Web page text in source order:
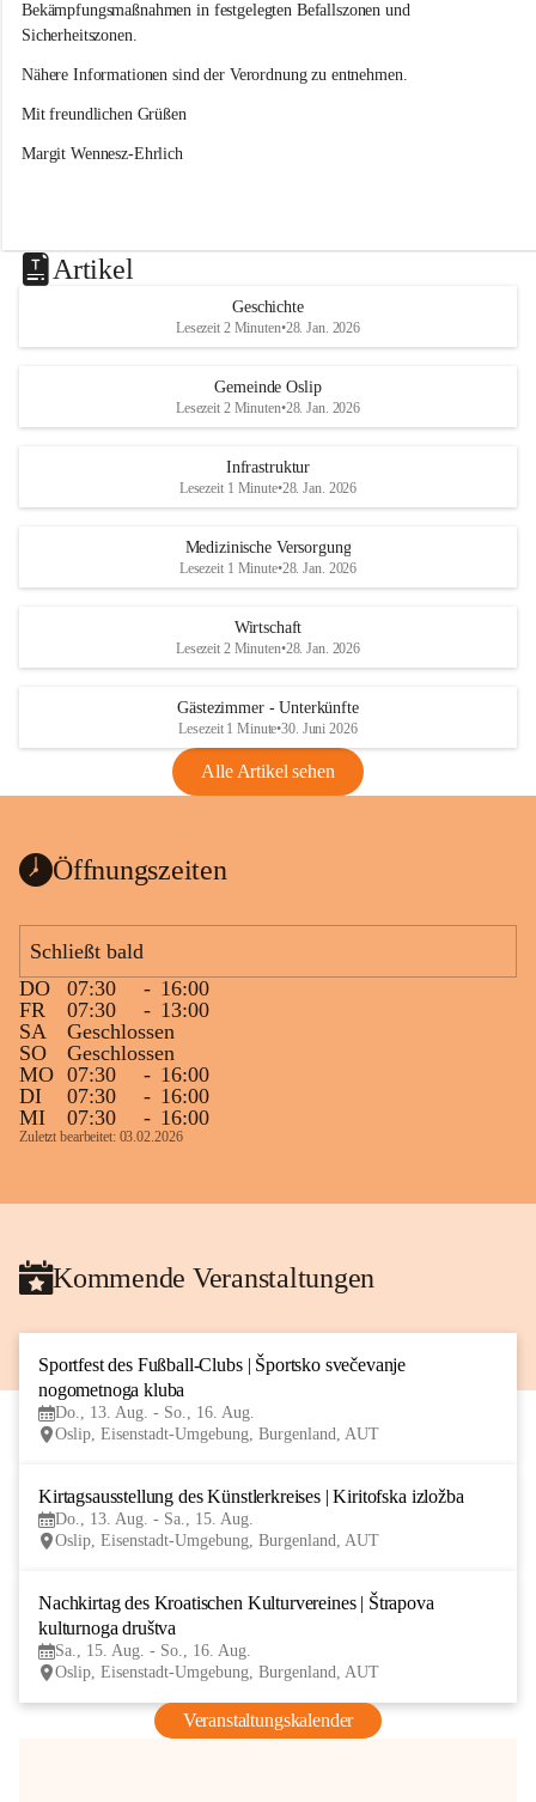
Bekämpfungsmaßnahmen in festgelegten Befallszonen und
Sicherheitszonen.
Nähere Informationen sind der Verordnung zu entnehmen.
Mit freundlichen Grüßen
Margit Wennesz-Ehrlich
Artikel
Geschichte
Lesezeit 2 Minuten•28. Jan. 2026
Gemeinde Oslip
Lesezeit 2 Minuten•28. Jan. 2026
Infrastruktur
Lesezeit 1 Minute•28. Jan. 2026
Medizinische Versorgung
Lesezeit 1 Minute•28. Jan. 2026
Wirtschaft
Lesezeit 2 Minuten•28. Jan. 2026
Gästezimmer - Unterkünfte
Lesezeit 1 Minute•30. Juni 2026
Alle Artikel sehen
Öffnungszeiten
Schließt bald
DO
07:30 - 16:00
FR
07:30 - 13:00
SA
Geschlossen
SO
Geschlossen
MO 07:30 - 16:00
DI
07:30 - 16:00
MI
07:30 - 16:00
Zuletzt bearbeitet: 03.02.2026
Kommende Veranstaltungen
Sportfest des Fußball-Clubs | Športsko svečevanje
nogometnoga kluba
Do., 13. Aug. - So., 16. Aug.
Oslip, Eisenstadt-Umgebung, Burgenland, AUT
Kirtagsausstellung des Künstlerkreises | Kiritofska izložba
Do., 13. Aug. - Sa., 15. Aug.
Oslip, Eisenstadt-Umgebung, Burgenland, AUT
Nachkirtag des Kroatischen Kulturvereines | Štrapova
kulturnoga društva
Sa., 15. Aug. - So., 16. Aug.
Oslip, Eisenstadt-Umgebung, Burgenland, AUT
Veranstaltungskalender